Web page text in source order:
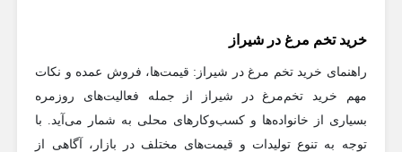
خرید تخم مرغ در شیراز
راهنمای خرید تخم مرغ در شیراز: قیمت‌ها، فروش عمده و نکات
مهم خرید تخم‌مرغ در شیراز از جمله فعالیت‌های روزمره
بسیاری از خانواده‌ها و کسب‌وکارهای محلی به شمار می‌آید. با
توجه به تنوع تولیدات و قیمت‌های مختلف در بازار، آگاهی از